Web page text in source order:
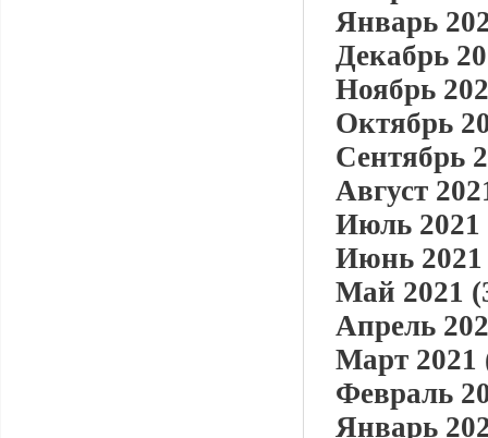
Январь
Декабрь
Ноябрь
Октябрь
Сентябрь
Август
Июль 2021
Июнь 2021
Май 2021
Апрель
Март 2021
Февраль
Январь